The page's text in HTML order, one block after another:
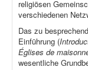
religiösen
verschiedenen
Das zu
Einführung (
Églises de
wesentliche